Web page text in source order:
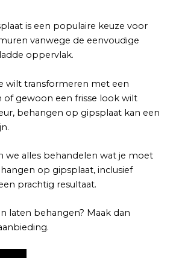
is een populaire keuze voor
vanwege de eenvoudige
oppervlak.
wilt transformeren met een
gewoon een frisse look wilt
behangen op gipsplaat kan een
we alles behandelen wat je moet
op gipsplaat, inclusief
prachtig resultaat.
laten behangen? Maak dan